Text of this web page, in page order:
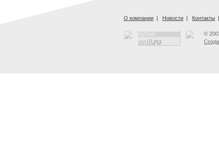
О компании | Новости | Контакты |
©